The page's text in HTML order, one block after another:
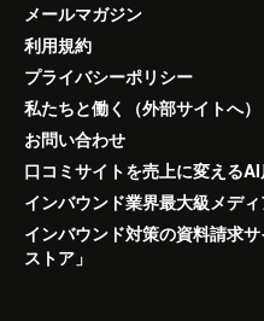
メールマガジン
利用規約
プライバシーポリシー
私たちと働く（外部サイトへ）
お問い合わせ
口コミサイトを売上に変える
インバウンド業界最大級メディ
インバウンド対策の資料請求
ストア」